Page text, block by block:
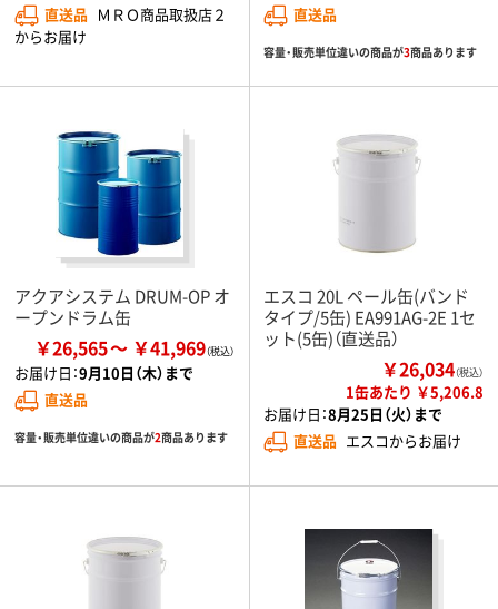
直送品 ＭＲＯ商品取扱店２
からお届け
直送品
容量・販売単位違いの商品が3商品あります
アクアシステム DRUM-OP オ
ープンドラム缶
￥26,565 ￥41,969
お届け日：9月10日（木）まで
直送品
容量・販売単位違いの商品が2商品あります
エスコ 20L ペール缶(バンド
タイプ/5缶) EA991AG-2E 1セ
ット(5缶)（直送品）
￥26,034（税込）
1缶あたり ￥5,206.8
お届け日：8月25日（火）まで
直送品 エスコからお届け